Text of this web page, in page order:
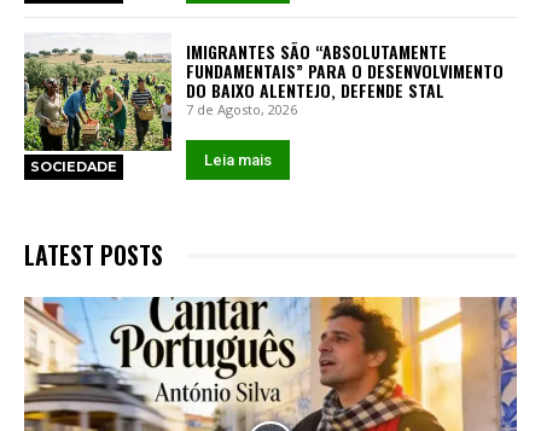
SOCIEDADE
IMIGRANTES SÃO “ABSOLUTAMENTE
FUNDAMENTAIS” PARA O DESENVOLVIMENTO
DO BAIXO ALENTEJO, DEFENDE STAL
7 de Agosto, 2026
Leia mais
LATEST POSTS